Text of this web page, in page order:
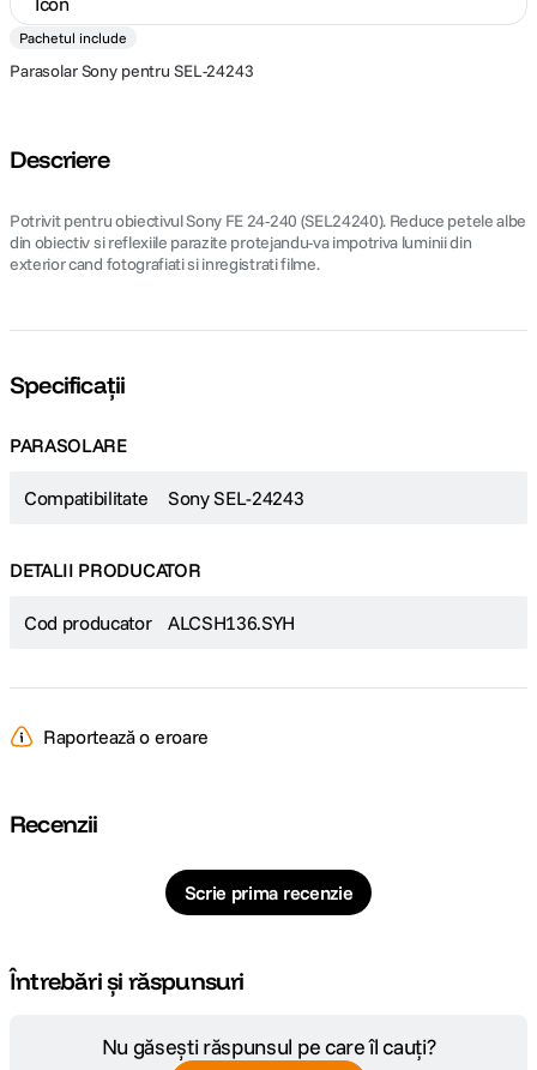
Pachetul include
Parasolar Sony pentru SEL-24243
Descriere
Potrivit pentru obiectivul Sony FE 24-240 (SEL24240). Reduce petele albe
din obiectiv si reflexiile parazite protejandu-va impotriva luminii din
exterior cand fotografiati si inregistrati filme.
Specificații
PARASOLARE
Compatibilitate Sony SEL-24243
DETALII PRODUCATOR
Cod producator ALCSH136.SYH
Raportează o eroare
Recenzii
Scrie prima recenzie
Întrebări și răspunsuri
Nu găsești răspunsul pe care îl cauți?